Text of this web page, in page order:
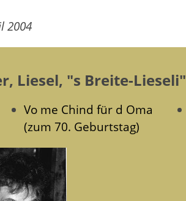
2004
Liesel, "s Breite-Lieseli"
Vo me Chind für d Oma
(zum 70. Geburtstag)